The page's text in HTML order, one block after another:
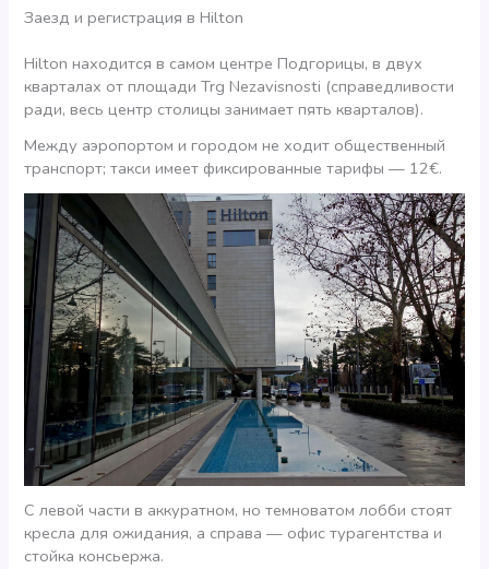
Заезд и регистрация в Hilton
Hilton находится в самом центре Подгорицы, в двух
кварталах от площади Trg Nezavisnosti (справедливости
ради, весь центр столицы занимает пять кварталов).
Между аэропортом и городом не ходит общественный
транспорт; такси имеет фиксированные тарифы — 12€.
С левой части в аккуратном, но темноватом лобби стоят
кресла для ожидания, а справа — офис турагентства и
стойка консьержа.